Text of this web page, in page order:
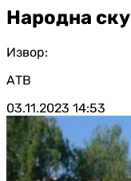
Народна
Извор:
АТВ
03.11.2023 14:53